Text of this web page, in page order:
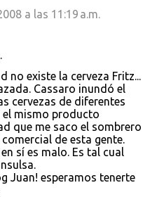
a las 11:19 a.m.
no existe la cerveza Fritz...
Cassaro inundó el
cervezas de diferentes
el mismo producto
que me saco el sombrero
de esta gente.
sí es malo. Es tal cual
Juan! esperamos tenerte